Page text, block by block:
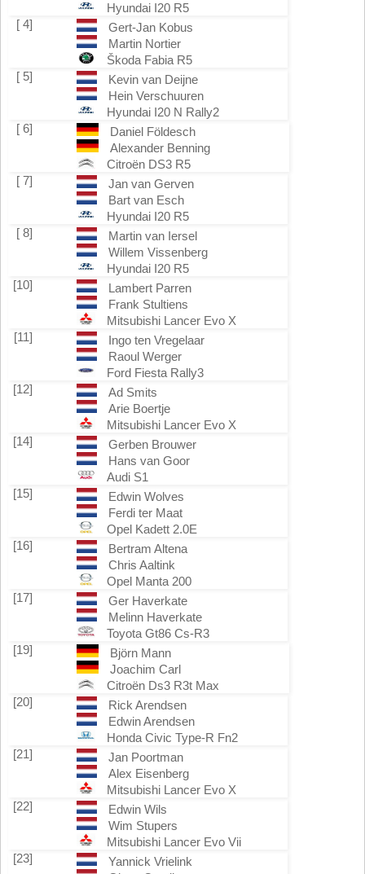
Hyundai I20 R5
[ 4]
Gert-Jan Kobus
Martin Nortier
Škoda Fabia R5
[ 5]
Kevin van Deijne
Hein Verschuuren
Hyundai I20 N Rally2
[ 6]
Daniel Földesch
Alexander Benning
Citroën DS3 R5
[ 7]
Jan van Gerven
Bart van Esch
Hyundai I20 R5
[ 8]
Martin van Iersel
Willem Vissenberg
Hyundai I20 R5
[10]
Lambert Parren
Frank Stultiens
Mitsubishi Lancer Evo X
[11]
Ingo ten Vregelaar
Raoul Werger
Ford Fiesta Rally3
[12]
Ad Smits
Arie Boertje
Mitsubishi Lancer Evo X
[14]
Gerben Brouwer
Hans van Goor
Audi S1
[15]
Edwin Wolves
Ferdi ter Maat
Opel Kadett 2.0E
[16]
Bertram Altena
Chris Aaltink
Opel Manta 200
[17]
Ger Haverkate
Melinn Haverkate
Toyota Gt86 Cs-R3
[19]
Björn Mann
Joachim Carl
Citroën Ds3 R3t Max
[20]
Rick Arendsen
Edwin Arendsen
Honda Civic Type-R Fn2
[21]
Jan Poortman
Alex Eisenberg
Mitsubishi Lancer Evo X
[22]
Edwin Wils
Wim Stupers
Mitsubishi Lancer Evo Vii
[23]
Yannick Vrielink